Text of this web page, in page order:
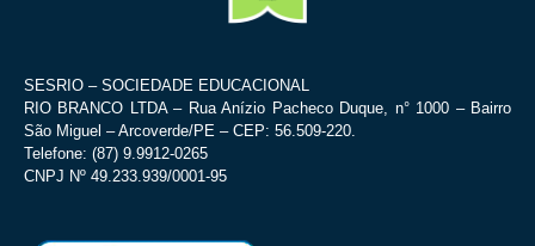
SESRIO – SOCIEDADE EDUCACIONAL
RIO BRANCO LTDA – Rua Anízio Pacheco Duque, n° 1000 – Bairro
São Miguel – Arcoverde/PE – CEP: 56.509-220.
Telefone: (87) 9.9912-0265
CNPJ Nº 49.233.939/0001-95